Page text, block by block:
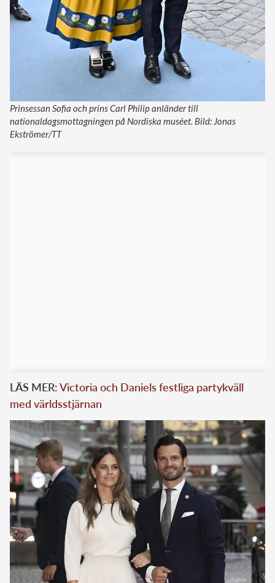
Prinsessan Sofia och prins Carl Philip anländer till
nationaldagsmottagningen på Nordiska muséet. Bild: Jonas
Ekströmer/TT
LÄS MER:Victoria och Daniels festliga partykväll
med världsstjärnan